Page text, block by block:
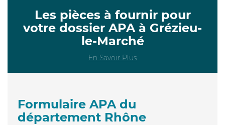
Les pièces à fournir pour
votre dossier APA à Grézieu-
le-Marché
En Savoir Plus
Formulaire APA du
département Rhône